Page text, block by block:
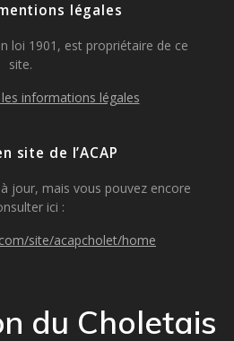
légales
loi 1901, est propriétaire de ce
site.
informations légales
site de l’ACAP
à jour, mais vous pouvez encore
ici :
site/acapcholet/home
du Choletais